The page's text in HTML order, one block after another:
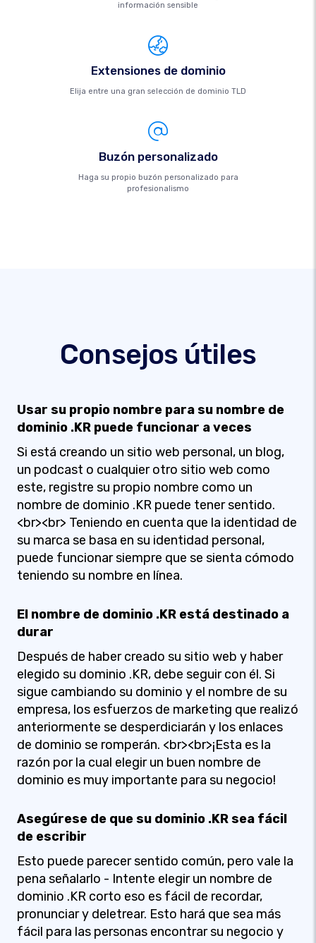
información sensible
Extensiones de dominio
Elija entre una gran selección de dominio TLD
Buzón personalizado
Haga su propio buzón personalizado para
profesionalismo
Consejos útiles
Usar su propio nombre para su nombre de
dominio .KR puede funcionar a veces
Si está creando un sitio web personal, un blog,
un podcast o cualquier otro sitio web como
este, registre su propio nombre como un
nombre de dominio .KR puede tener sentido.
<br><br> Teniendo en cuenta que la identidad de
su marca se basa en su identidad personal,
puede funcionar siempre que se sienta cómodo
teniendo su nombre en línea.
El nombre de dominio .KR está destinado a
durar
Después de haber creado su sitio web y haber
elegido su dominio .KR, debe seguir con él. Si
sigue cambiando su dominio y el nombre de su
empresa, los esfuerzos de marketing que realizó
anteriormente se desperdiciarán y los enlaces
de dominio se romperán. <br><br>¡Esta es la
razón por la cual elegir un buen nombre de
dominio es muy importante para su negocio!
Asegúrese de que su dominio .KR sea fácil
de escribir
Esto puede parecer sentido común, pero vale la
pena señalarlo - Intente elegir un nombre de
dominio .KR corto eso es fácil de recordar,
pronunciar y deletrear. Esto hará que sea más
fácil para las personas encontrar su negocio y